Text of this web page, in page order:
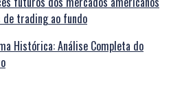
Histórica: Análise Completa do